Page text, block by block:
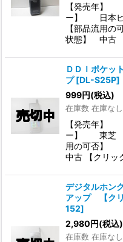
【発売年】
ー】 日本ビ
【部品流用
状態】 中古
ＤＤＩポケ
プ [DL-S25P]
999円(税込)
在庫数 在庫なし
【発売年】
ー】 東芝 【
用の可否】
中古 【クリッ
デジタルホン
アップ 【クリ
152]
2,980円(税込)
在庫数 在庫なし